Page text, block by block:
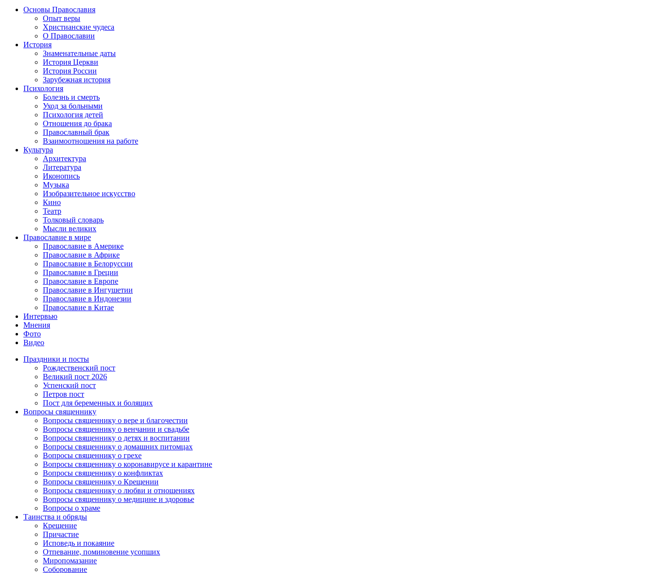
Основы Православия
Опыт веры
Христианские чудеса
О Православии
История
Знаменательные даты
История Церкви
История России
Зарубежная история
Психология
Болезнь и смерть
Уход за больными
Психология детей
Отношения до брака
Православный брак
Взаимоотношения на работе
Культура
Архитектура
Литература
Иконопись
Музыка
Изобразительное искусство
Кино
Театр
Толковый словарь
Мысли великих
Православие в мире
Православие в Америке
Православие в Африке
Православие в Белоруссии
Православие в Греции
Православие в Европе
Православие в Ингушетии
Православие в Индонезии
Православие в Китае
Интервью
Мнения
Фото
Видео
Праздники и посты
Рождественский пост
Великий пост 2026
Успенский пост
Петров пост
Пост для беременных и болящих
Вопросы священнику
Вопросы священнику о вере и благочестии
Вопросы священнику о венчании и свадьбе
Вопросы священнику о детях и воспитании
Вопросы священнику о домашних питомцах
Вопросы священнику о грехе
Вопросы священнику о коронавирусе и карантине
Вопросы священнику о конфликтах
Вопросы священнику о Крещении
Вопросы священнику о любви и отношениях
Вопросы священнику о медицине и здоровье
Вопросы о храме
Таинства и обряды
Крещение
Причастие
Исповедь и покаяние
Отпевание, поминовение усопших
Миропомазание
Соборование